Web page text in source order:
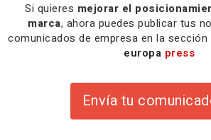
Si quieres mejorar el
marca, ahora puedes publicar tus
comunicados de empresa en la
europa press
Envía tu